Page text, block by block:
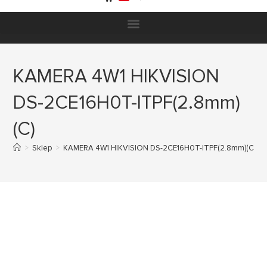
KAMERA 4W1 HIKVISION
DS-2CE16H0T-ITPF(2.8mm)
(C)
> Sklep > KAMERA 4W1 HIKVISION DS-2CE16H0T-ITPF(2.8mm)(C)